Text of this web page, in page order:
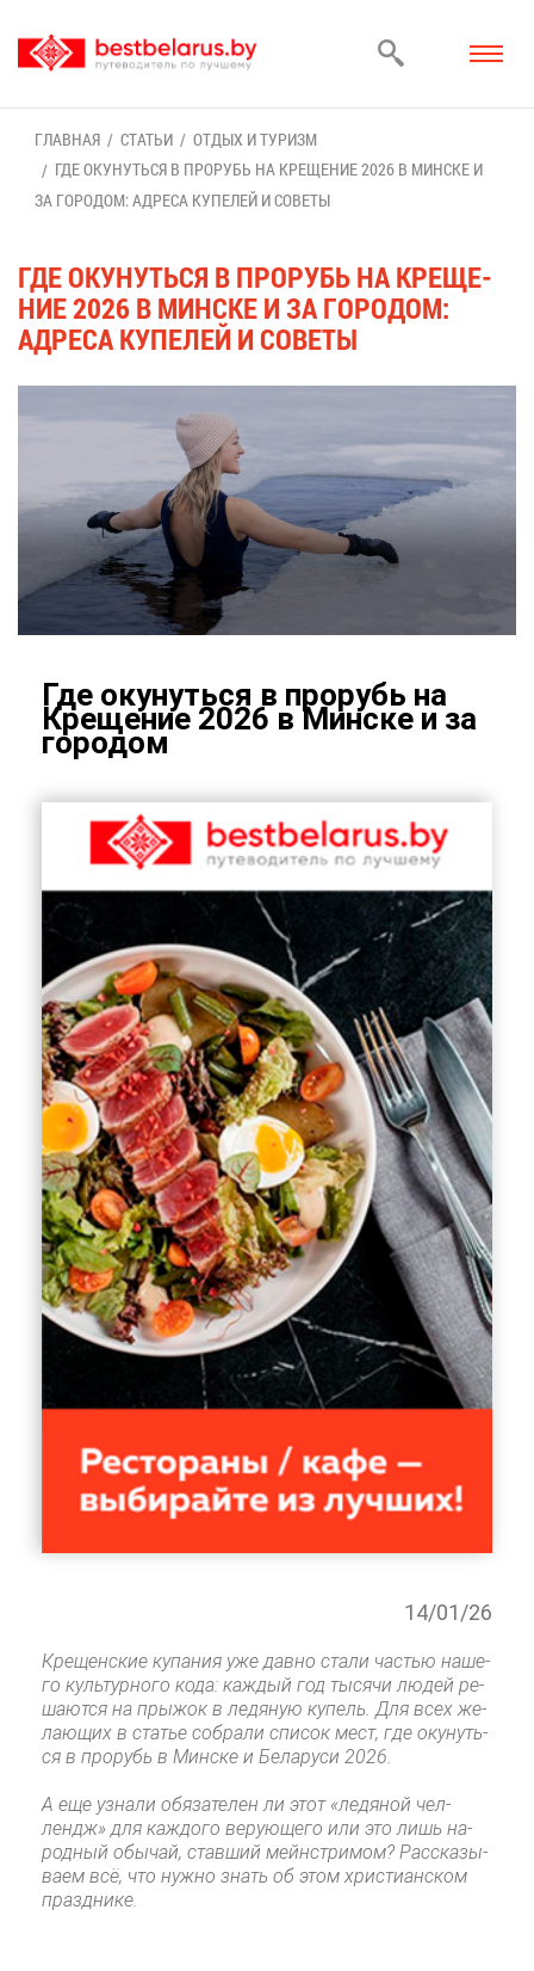
ГЛАВ­НАЯ СТА­ТЬИ
ОТ­ДЫХ И ТУ­РИЗМ
ГДЕ ОКУ­НУТЬ­СЯ В ПРО­РУБЬ НА КРЕ­ЩЕ­НИЕ 2026 В МИН­СКЕ И
ЗА ГО­РО­ДОМ: АД­РЕ­СА КУ­ПЕ­ЛЕЙ И СО­ВЕ­ТЫ
ГДЕ ОКУ­НУТЬ­СЯ В ПРО­РУБЬ НА КРЕ­ЩЕ­
НИЕ 2026 В МИН­СКЕ И ЗА ГО­РО­ДОМ:
АД­РЕ­СА КУ­ПЕ­ЛЕЙ И СО­ВЕ­ТЫ
Где оку­нуть­ся в про­рубь на
Кре­ще­ние 2026 в Мин­ске и за
го­ро­дом
14/01/26
Кре­щен­ские ку­па­ния уже дав­но ста­ли ча­стью на­ше­
го куль­тур­но­го ко­да: каж­дый год ты­ся­чи лю­дей ре­
ша­ют­ся на пры­жок в ле­дя­ную ку­пель. Для всех же­
ла­ю­щих в ста­тье со­бра­ли спи­сок мест, где оку­нуть­
ся в про­рубь в Мин­ске и Бе­ла­ру­си 2026.
А еще узна­ли обя­за­те­лен ли этот «ле­дя­ной чел­
лендж» для каж­до­го ве­ру­ю­ще­го или это лишь на­
род­ный обы­чай, став­ший мейн­стри­мом? Рас­ска­зы­
ва­ем всё, что нуж­но знать об этом хри­сти­ан­ском
празд­ни­ке.